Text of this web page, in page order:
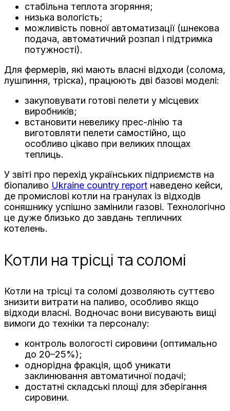
стабільна теплота згоряння;
низька вологість;
можливість повної автоматизації (шнекова
подача, автоматичний розпал і підтримка
потужності).
Для фермерів, які мають власні відходи (солома,
лушпиння, тріска), працюють дві базові моделі:
закуповувати готові пелети у місцевих
виробників;
встановити невелику прес-лінію та
виготовляти пелети самостійно, що
особливо цікаво при великих площах
теплиць.
У звіті про перехід українських підприємств на
біопаливо Ukraine country report наведено кейси,
де промислові котли на гранулах із відходів
соняшнику успішно замінили газові. Технологічно
це дуже близько до завдань тепличних
котелень.
Котли на трісці та соломі
Котли на трісці та соломі дозволяють суттєво
знизити витрати на паливо, особливо якщо
відходи власні. Водночас вони висувають вищі
вимоги до техніки та персоналу:
контроль вологості сировини (оптимально
до 20–25%);
однорідна фракція, щоб уникати
заклинювання автоматичної подачі;
достатні складські площі для зберігання
сировини.